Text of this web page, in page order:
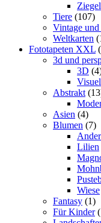
Ziegel
Tiere (107)
Vintage
Weltkarten
Fototapeten XXL
3d und
3D
Abstrakt
Asien (4)
Blumen (7)
Lilien
Wiese
Fantasy (1)
Für Kinder